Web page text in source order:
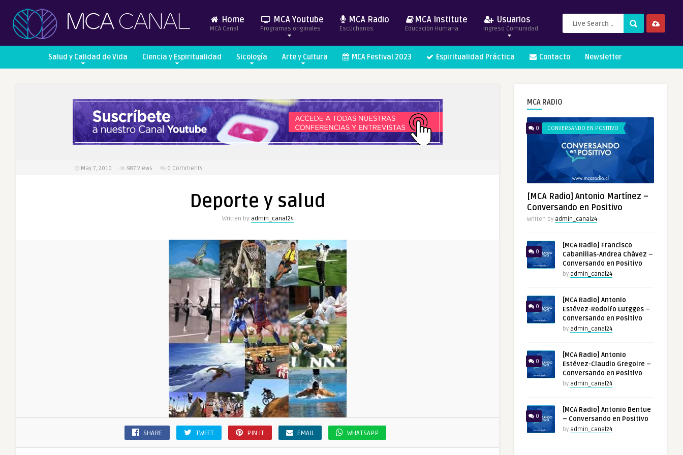
Home
MCA Canal
MCA Youtube
Programas originales
MCA Radio
Escúchanos
MCA Institute
Educación Humana
Usuarios
Ingreso Comunidad
Salud y Calidad de Vida Ciencia y Espiritualidad Sicología Arte y Cultura MCA Festival 2023 Espiritualidad Práctica Contacto Newsletter
May 7, 2010 987 Views 0 Comments
Deporte y salud
Written by admin_canal24
SHARE TWEET PIN IT EMAIL WHATSAPP
MCA RADIO
0 CONVERSANDO EN POSITIVO
[MCA Radio] Antonio Martínez –
Conversando en Positivo
Written by admin_canal24
0
[MCA Radio] Francisco
Cabanillas-Andrea Chávez –
Conversando en Positivo
by admin_canal24
0
[MCA Radio] Antonio
Estévez-Rodolfo Lutgges –
Conversando en Positivo
by admin_canal24
0
[MCA Radio] Antonio
Estévez-Claudio Gregoire –
Conversando en Positivo
by admin_canal24
0
[MCA Radio] Antonio Bentue
– Conversando en Positivo
by admin_canal24